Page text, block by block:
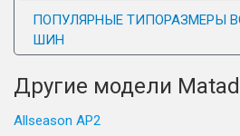
ПОПУЛЯРНЫЕ ТИПОРАЗМЕРЫ
ШИН
Другие модели
Allseason AP2